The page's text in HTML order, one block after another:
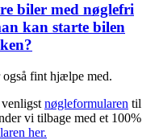
biler med nøglefri
kan starte bilen
også fint hjælpe med.
nøgleformularen til
vi tilbage med et 100%
her.